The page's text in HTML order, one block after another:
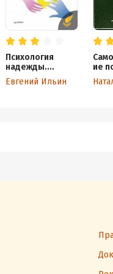
Психология
надежды.
Оптимизм и
пессимизм
Евгений Ильин
ие